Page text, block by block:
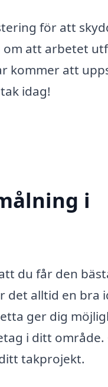
för att
att arbetet
kommer att
idag!
i
du får den
det alltid en bra
ger dig
i ditt område.
takprojekt.